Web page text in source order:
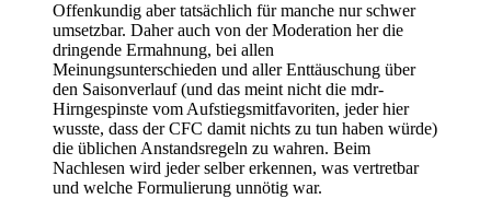
Offenkundig aber tatsächlich für manche nur schwer
umsetzbar. Daher auch von der Moderation her die
dringende Ermahnung, bei allen
Meinungsunterschieden und aller Enttäuschung über
den Saisonverlauf (und das meint nicht die mdr-
Hirngespinste vom Aufstiegsmitfavoriten, jeder hier
wusste, dass der CFC damit nichts zu tun haben würde)
die üblichen Anstandsregeln zu wahren. Beim
Nachlesen wird jeder selber erkennen, was vertretbar
und welche Formulierung unnötig war.